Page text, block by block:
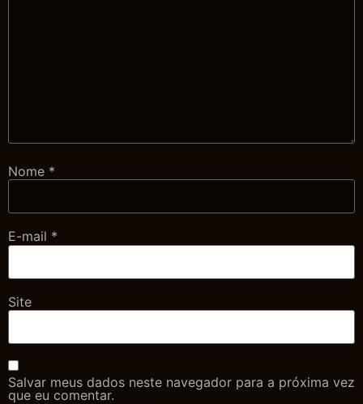
Nome *
E-mail *
Site
Salvar meus dados neste navegador para a próxima vez
que eu comentar.